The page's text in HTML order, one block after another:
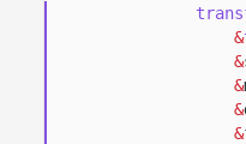
&
&
&
&
&